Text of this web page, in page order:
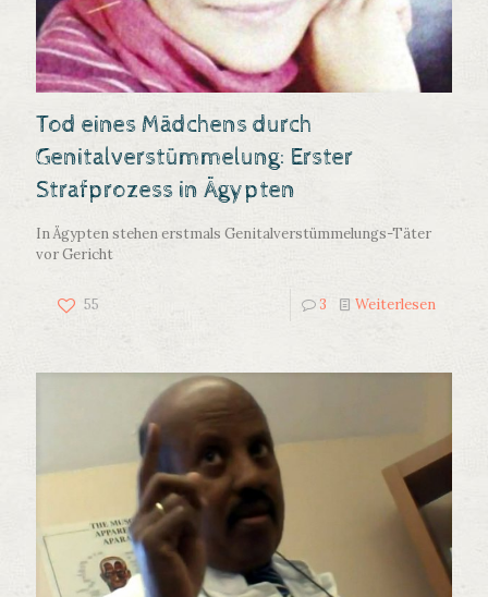
Tod eines Mädchens durch
Genitalverstümmelung: Erster
Strafprozess in Ägypten
In Ägypten stehen erstmals Genitalverstümmelungs-Täter
vor Gericht
55 3 Weiterlesen